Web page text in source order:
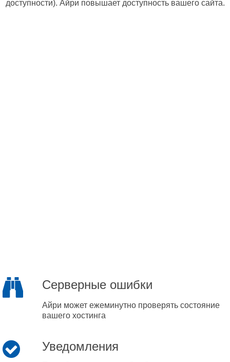
доступности). Айри повышает доступность вашего сайта.
Серверные ошибки
Айри может ежеминутно проверять состояние
вашего хостинга
Уведомления